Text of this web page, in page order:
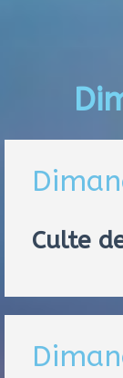
Culte